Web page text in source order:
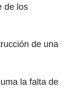
de los
de una
la falta de